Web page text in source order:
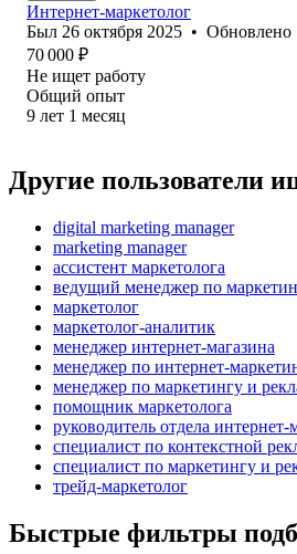
Интернет-маркетолог
Был 26 октября 2025 • Обновлено
70 000 ₽
Не ищет работу
Общий опыт
9 лет 1 месяц
Другие пользователи
digital marketing manager
marketing manager
ассистент маркетолога
ведущий менеджер по
маркетолог
маркетолог-аналитик
менеджер интернет-магазина
менеджер по интернет-
менеджер по маркетингу и
помощник маркетолога
руководитель отдела интернет-
специалист по контекстной
специалист по маркетингу и
трейд-маркетолог
Быстрые фильтры